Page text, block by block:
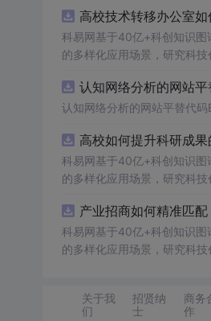
高校技术转移办公室
科易网基于40亿+科创知识图
的多样化应用场景，研究科
认知网络分析的网站
认知网络分析的网站平替代
高校如何提升科研成
科易网基于40亿+科创知识图
的多样化应用场景，研究科
产业招商如何精准匹
科易网基于40亿+科创知识图
的多样化应用场景，研究科
关于我
们
招贤纳
士
商务
作